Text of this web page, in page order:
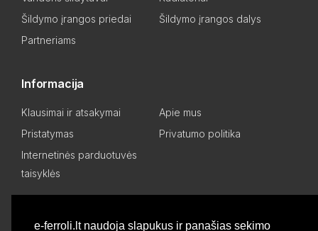
e-ferroli.lt naudoja slapukus ir panašias sekimo
Šildymo įrangos priedai
Šildymo įrangos dalys
Partneriams
Informacija
Klausimai ir atsakymai
Apie mus
Pristatymas
Privatumo politika
Internetinės parduotuvės
taisyklės